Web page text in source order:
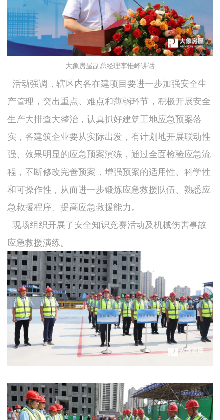
大象房屋副总经理李惟峰讲话
活动强调，辖区内各在建项目要进一步加强安全生
产管理，突出重点、难点和薄弱环节，积极开展安全
生产大排查大整治，认真抓好建筑工地应急预案落
实，各建筑企业要从实际出发，有计划地开展联动性
强、效果明显的应急预案演练，通过全面检验应急流
程，不断修改完善预案，增强预案的适用性、科学性
和可操作性，从而进一步锻炼应急救援队伍、熟悉应
急救援程序、提高应急救援能力。
现场组织开展了安全知识竞赛活动及机械伤害事故
应急救援演练。